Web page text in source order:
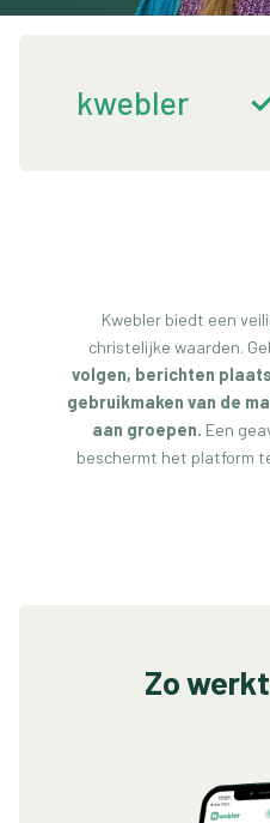
kwebler
Kwebler biedt een
christelijke waarden.
volgen, berichten
gebruikmaken van de
aan groepen. Een
beschermt het platform
Zo